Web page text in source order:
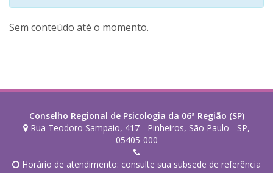
Sem conteúdo até o momento.
Conselho Regional de Psicologia da 06ª Região (SP)
Rua Teodoro Sampaio, 417 - Pinheiros, São Paulo - SP,
05405-000
Horário de atendimento: consulte sua subsede de referência